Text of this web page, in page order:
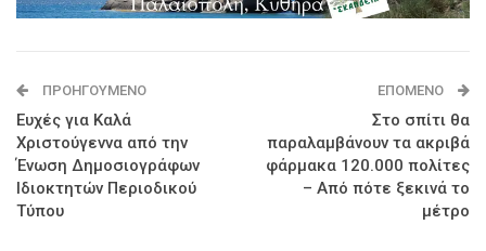
ΠΡΟΗΓΟΎΜΕΝΟ
Ευχές για Καλά
Χριστούγεννα από την
Ένωση Δημοσιογράφων
Ιδιοκτητών Περιοδικού
Τύπου
ΕΠΌΜΕΝΟ
Στο σπίτι θα
παραλαμβάνουν τα ακριβά
φάρμακα 120.000 πολίτες
– Από πότε ξεκινά το
μέτρο